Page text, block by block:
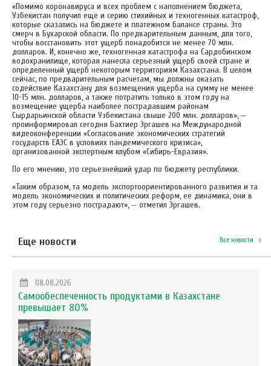
«Помимо коронавируса и всех проблем с наполнением бюджета,
Узбекистан получил еще и серию стихийных и техногенных катастроф,
которые сказались на бюджете и платежном балансе страны. Это
смерч в Бухарской области. По предварительным данным, для того,
чтобы восстановить этот ущерб понадобится не менее 70 млн.
долларов. И, конечно же, техногенная катастрофа на Сардобинском
водохранилище, которая нанесла серьезный ущерб своей стране и
определенный ущерб некоторым территориям Казахстана. В целом
сейчас, по предварительным расчетам, мы должны оказать
содействие Казахстану для возмещения ущерба на сумму не менее
10-15 млн. долларов, а также потратить только в этом году на
возмещение ущерба наиболее пострадавшим районам
Сырдарьинской области Узбекистана свыше 200 млн. долларов», —
проинформировал сегодня Бахтиер Эргашев на Международной
видеоконференции «Согласование экономических стратегий
государств ЕАЭС в условиях пандемического кризиса»,
организованной экспертным клубом «Сибирь-Евразия».
По его мнению, это серьезнейший удар по бюджету республики.
«Таким образом, та модель экспортоориентированного развития и та
модель экономических и политических реформ, ее динамика, они в
этом году серьезно пострадают», — отметил Эргашев.
Еще новости Все новости
08.08.2026
Самообеспеченность продуктами в Казахстане
превышает 80%